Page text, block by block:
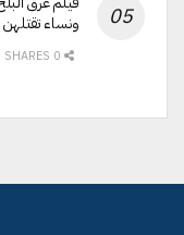
ونساء تقتلهن